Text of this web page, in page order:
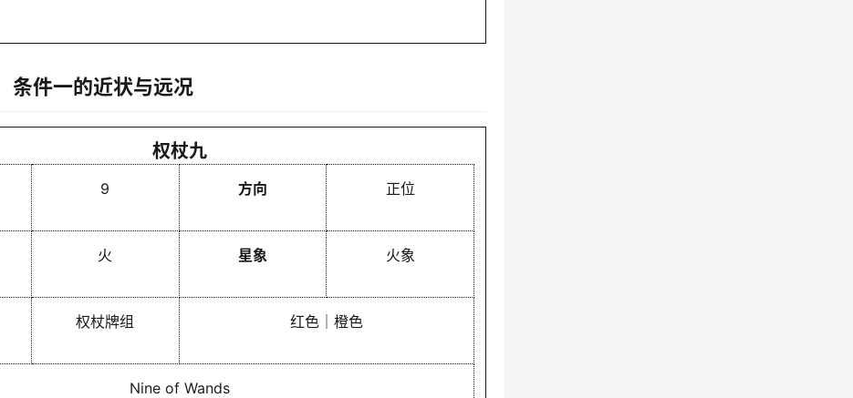
条件一的近状与远况
权杖九
9 方向 正位
火 星象 火象
权杖牌组 红色｜橙色
Nine of Wands